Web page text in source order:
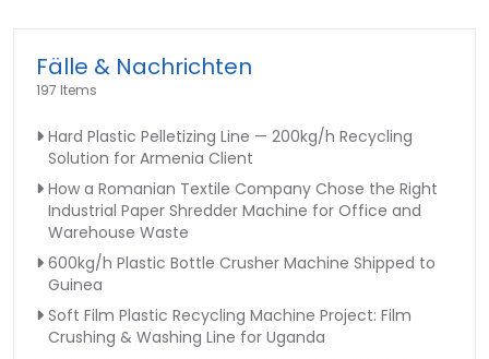
Fälle & Nachrichten
197 Items
Hard Plastic Pelletizing Line — 200kg/h Recycling
Solution for Armenia Client
How a Romanian Textile Company Chose the Right
Industrial Paper Shredder Machine for Office and
Warehouse Waste
600kg/h Plastic Bottle Crusher Machine Shipped to
Guinea
Soft Film Plastic Recycling Machine Project: Film
Crushing & Washing Line for Uganda